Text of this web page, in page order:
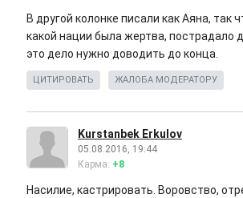
В другой колонке писали как Аяна, так
какой нации была жертва, пострадало
это дело нужно доводить до конца.
ЦИТИРОВАТЬ ЖАЛОБА МОДЕРАТОРУ
Kurstanbek Erkulov
05.08.2016, 19:44
Карма: +8
Насилие, кастрировать. Воровство,